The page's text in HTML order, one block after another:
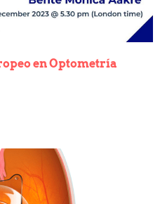
en Optometría